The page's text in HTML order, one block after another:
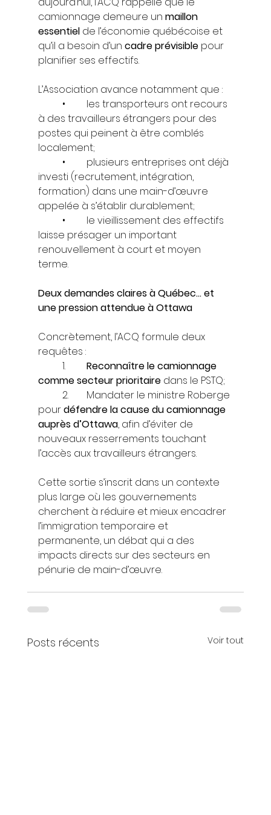
camionnage demeure un maillon
essentiel de l’économie québécoise et
qu’il a besoin d’un cadre prévisible pour
planifier ses effectifs.
L’Association avance notamment que :
à des travailleurs étrangers pour des
postes qui peinent à être comblés
localement;
investi (recrutement, intégration,
formation) dans une main-d’œuvre
appelée à s’établir durablement;
laisse présager un important
renouvellement à court et moyen
terme.
Deux demandes claires à Québec… et
une pression attendue à Ottawa
Concrètement, l’ACQ formule deux
requêtes :
	1.
Reconnaître le camionnage
comme secteur prioritaire dans le PSTQ;
pour défendre la cause du camionnage
auprès d’Ottawa, afin d’éviter de
nouveaux resserrements touchant
l’accès aux travailleurs étrangers.
Cette sortie s’inscrit dans un contexte
plus large où les gouvernements
cherchent à réduire et mieux encadrer
l’immigration temporaire et
permanente, un débat qui a des
impacts directs sur des secteurs en
pénurie de main-d’œuvre.
Posts récents Voir tout